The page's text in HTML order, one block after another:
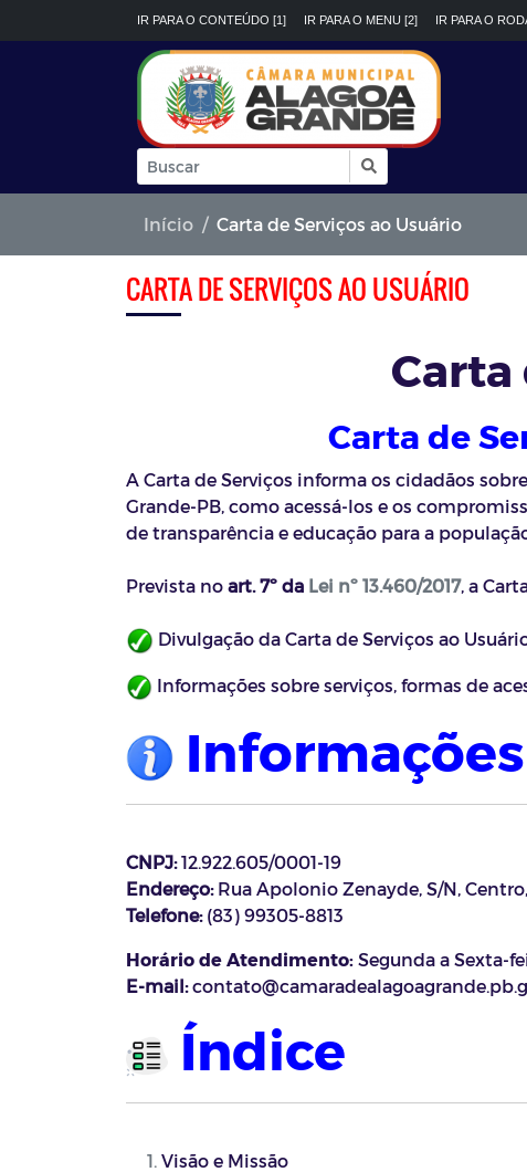
IR PARA O CONTEÚDO [1] IR PARA O MENU [2] IR PARA O
Início Carta de Serviços ao Usuário
CARTA DE SERVIÇOS AO USUÁRIO
Carta
Carta de
A Carta de Serviços informa os cidadãos
Grande-PB, como acessá-los e os
de transparência e educação para a
Prevista no art. 7º da Lei nº 13.460/2017, a
Divulgação da Carta de Serviços ao
Informações sobre serviços, formas de
CNPJ:12.922.605/0001-19
Endereço:Rua Apolonio Zenayde, S/N,
Telefone: (83) 99305-8813
Horário de Atendimento: Segunda a Sexta-
E-mail:c
Índice
Visão e Missão